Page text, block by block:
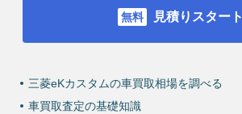
見積りスタート
三菱eKカスタムの車買取相場を調べる
車買取査定の基礎知識